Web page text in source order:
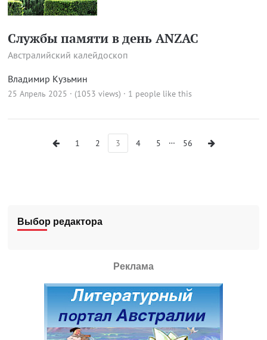
Службы памяти в день ANZAC
Австралийский калейдоскоп
Владимир Кузьмин
25 Апрель 2025 · (1053 views) · 1 people like this
1 2 3 4 5 … 56
Выбор редактора
Реклама